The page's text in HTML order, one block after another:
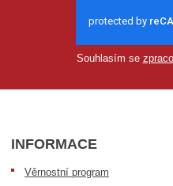
Souhlasím se
INFORMACE
Věrnostní program